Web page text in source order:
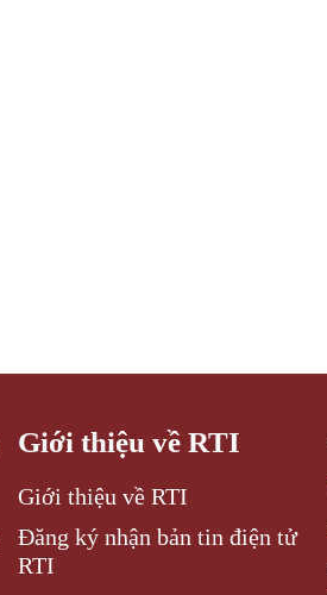
Giới thiệu về RTI
Giới thiệu về RTI
Đăng ký nhận bản tin điện tử
RTI